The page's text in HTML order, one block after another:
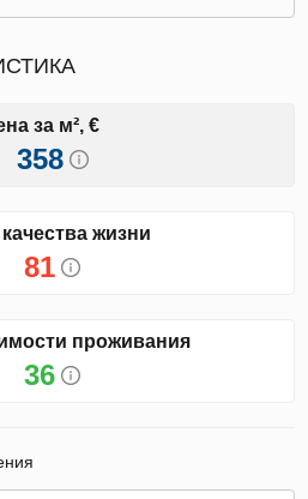
за м², €
358
жизни
81
проживания
36